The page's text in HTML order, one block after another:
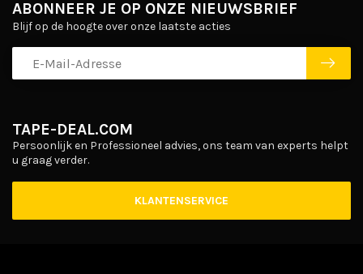
TAPE-DEAL.COM
Persoonlijk en Professioneel advies, ons team van experts helpt
u graag verder.
KLANTENSERVICE
ABONNEER JE OP ONZE NIEUWSBRIEF
Blijf op de hoogte over onze laatste acties